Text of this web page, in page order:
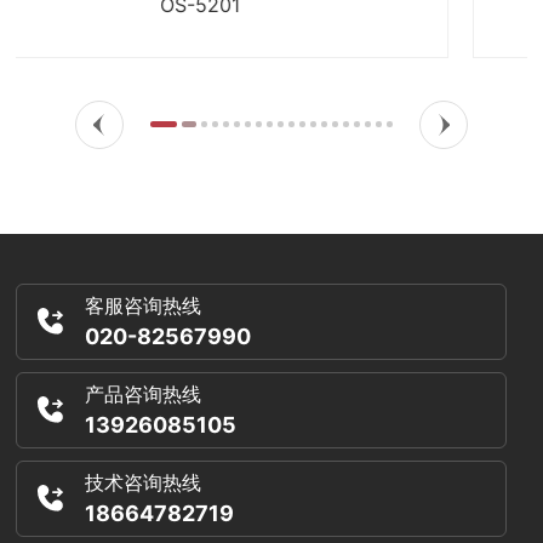
客服咨询热线
020-82567990
产品咨询热线
13926085105
技术咨询热线
18664782719